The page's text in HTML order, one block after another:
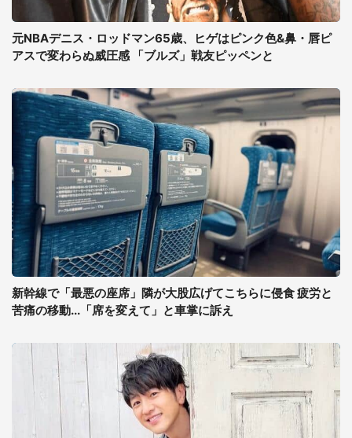
元NBAデニス・ロッドマン65歳、ヒゲはピンク色&鼻・唇ピ
アスで変わらぬ威圧感 「ブルズ」戦友ピッペンと
新幹線で「最悪の座席」隣が大股広げてこちらに侵食 疲労と
苦痛の移動...「席を変えて」と車掌に訴え